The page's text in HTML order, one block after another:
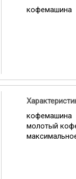
кофемашина
кофемашина
молотый